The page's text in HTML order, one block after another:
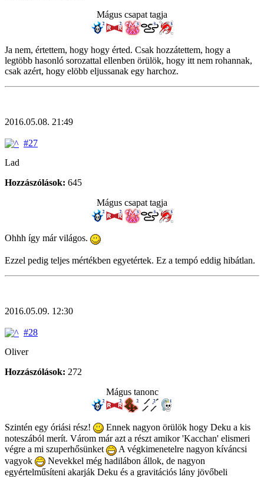
Mágus csapat tagja
Ja nem, értettem, hogy hogy érted. Csak hozzátettem, hogy a
legtöbb hasonló sorozattal ellenben örülök, hogy itt nem rohannak,
csak azért, hogy elöbb eljussanak egy harchoz.
2016.05.08. 21:49
#27
Lad
Hozzászólások: 645
Mágus csapat tagja
Ohhh így már világos.
Ezzel pedig teljes mértékben egyetértek. Ez a tempó eddig hibátlan.
2016.05.09. 12:30
#28
Oliver
Hozzászólások: 272
Mágus tanonc
Szintén egy óriási rész!
Ennek nagyon örülök hogy Deku a kis
noteszából merít. Várom már azt a részt amikor 'Kacchan' elismeri
végre a mi szuperhősünket
A végkimenetelre nagyon kíváncsi
vagyok
Nevekkel még hadilábon állok, de nagyon
egyértelműsíteni akarják Deku és a gravitációs lány jövőbeli